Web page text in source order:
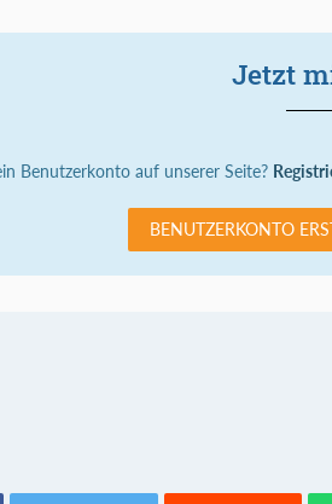
Jetzt
Benutzerkonto auf unserer Seite?
BENUTZERKONTO